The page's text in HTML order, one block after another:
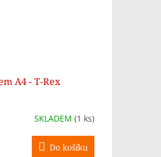
A4 - T-Rex
SKLADEM (1 ks)
Do košíku